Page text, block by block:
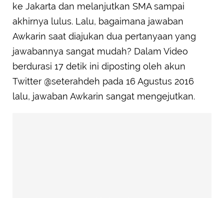
ke Jakarta dan melanjutkan SMA sampai
akhirnya lulus. Lalu, bagaimana jawaban
Awkarin saat diajukan dua pertanyaan yang
jawabannya sangat mudah? Dalam Video
berdurasi 17 detik ini diposting oleh akun
Twitter @seterahdeh pada 16 Agustus 2016
lalu, jawaban Awkarin sangat mengejutkan.